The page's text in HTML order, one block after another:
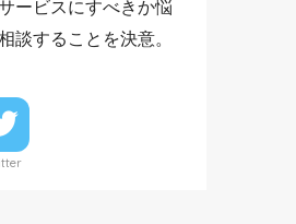
ービスにすべきか悩
談することを決意。